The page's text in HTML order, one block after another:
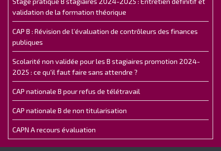
validation de la formation théorique
CAP B : Révision de l’évaluation de contrôleurs des finances
publiques
Scolarité non validée pour les B stagiaires promotion 2024-
2025 : ce qu'il faut faire sans attendre ?
CAP nationale B pour refus de télétravail
CAP nationale B de non titularisation
CAPN A recours évaluation